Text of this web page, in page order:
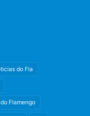
do Fla
Flamengo